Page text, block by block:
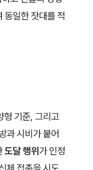
동일한 잣대를 적
형 기준, 그리고
과 시비가 붙어
도달 행위 가 인정